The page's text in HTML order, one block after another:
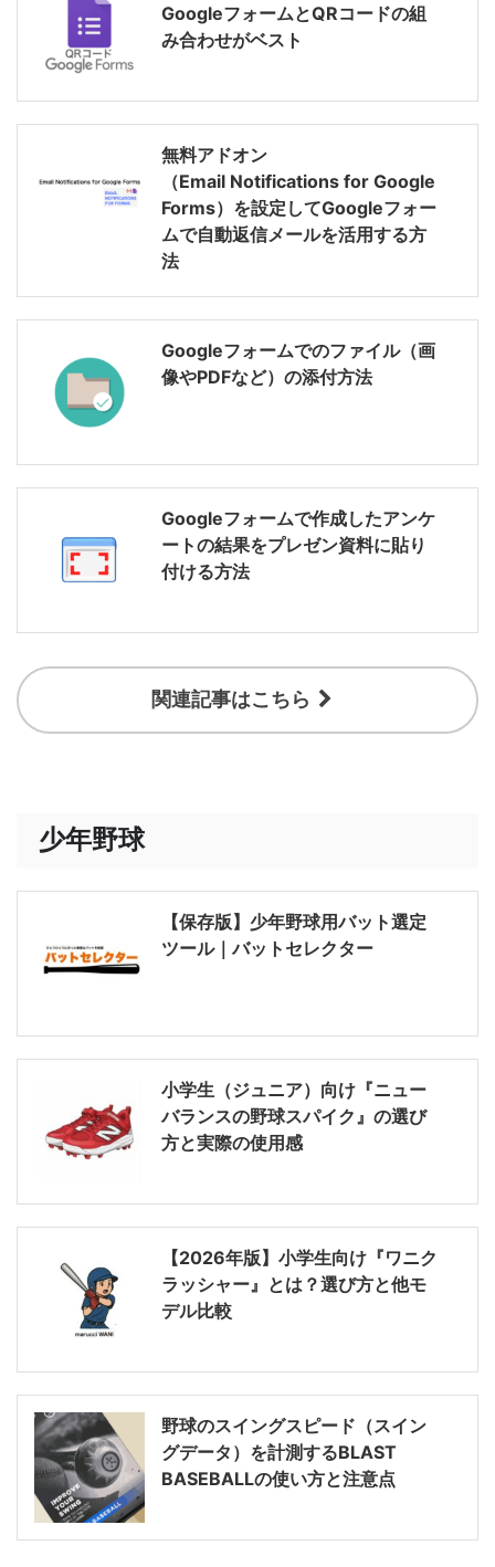
GoogleフォームとQRコードの組
み合わせがベスト
無料アドオン
（Email Notifications for Google
Forms）を設定してGoogleフォー
ムで自動返信メールを活用する方
法
Googleフォームでのファイル（画
像やPDFなど）の添付方法
Googleフォームで作成したアンケ
ートの結果をプレゼン資料に貼り
付ける方法
関連記事はこちら
少年野球
【保存版】少年野球用バット選定
ツール｜バットセレクター
小学生（ジュニア）向け『ニュー
バランスの野球スパイク』の選び
方と実際の使用感
【2026年版】小学生向け『ワニク
ラッシャー』とは？選び方と他モ
デル比較
野球のスイングスピード（スイン
グデータ）を計測するBLAST
BASEBALLの使い方と注意点